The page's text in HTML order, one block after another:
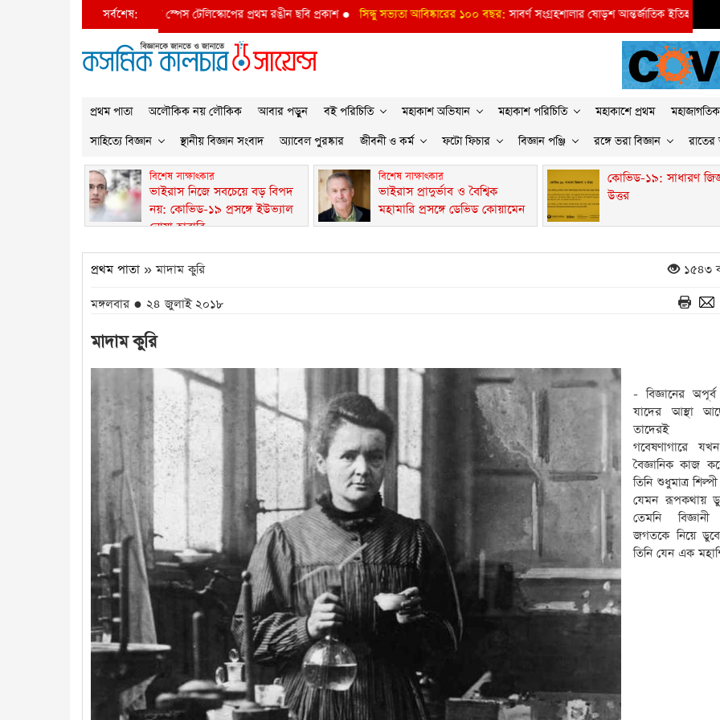
সর্বশেষ:
জেমস ওয়েব স্পেস টেলিস্কোপের প্রথম রঙীন ছবি প্রকাশ● সিন্ধু সভ্যতা আবিষ্কারের ১০০ বছর সাবর্ণ সংগ্রহশালার ষোড়শ আন্তর্জাতিক ইতিহাস উৎসব
প্রথম পাতা অলৌকিক নয় লৌকিক আবার পড়ুন বই পরিচিতি মহাকাশ অভিযান মহাকাশ পরিচিতি মহাকাশে প্রথম
সাহিত্যে বিজ্ঞান
স্থানীয় বিজ্ঞান সংবাদ অ্যাবেল পুরষ্কার জীবনী ও কর্ম ফটো ফিচার বিজ্ঞান পঞ্জি রঙ্গে ভরা বিজ্ঞান
বিশেষ সাক্ষাৎকার
ভাইরাস নিজে সবচেয়ে বড় বিপদ
নয়: কোভিড-১৯ প্রসঙ্গে ইউভ্যাল
নোয়া হারারি
বিশেষ সাক্ষাৎকার
ভাইরাস প্রাদুর্ভাব ও বৈশ্বিক
মহামারি প্রসঙ্গে ডেভিড কোয়ামেন
কোভিড-১৯: সাধারণ
উত্তর
প্রথম পাতা » মাদাম কুরি ১৫৪৩
মঙ্গলবার ● ২৪ জুলাই ২০১৮
মাদাম কুরি
- বিজ্ঞানের অপূর্ব
যাদের আস্থা
তাদেরই
গবেষণাগারে
বৈজ্ঞানিক কাজ
তিনি শুধুমাত্র
যেমন রূপকথায়
তেমনি
জগতকে নিয়ে
তিনি যেন এক